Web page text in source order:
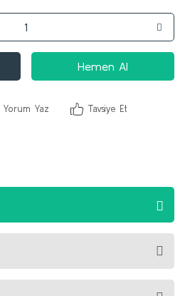
Hemen Al
Yorum Yaz Tavsiye Et